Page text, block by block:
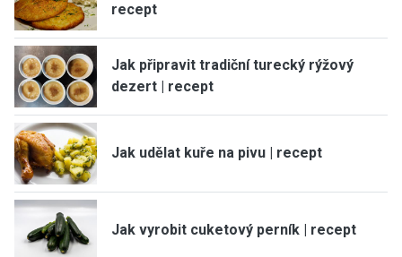
recept
Jak připravit tradiční turecký rýžový
dezert | recept
Jak udělat kuře na pivu | recept
Jak vyrobit cuketový perník | recept